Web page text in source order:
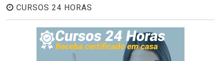
CURSOS 24 HORAS